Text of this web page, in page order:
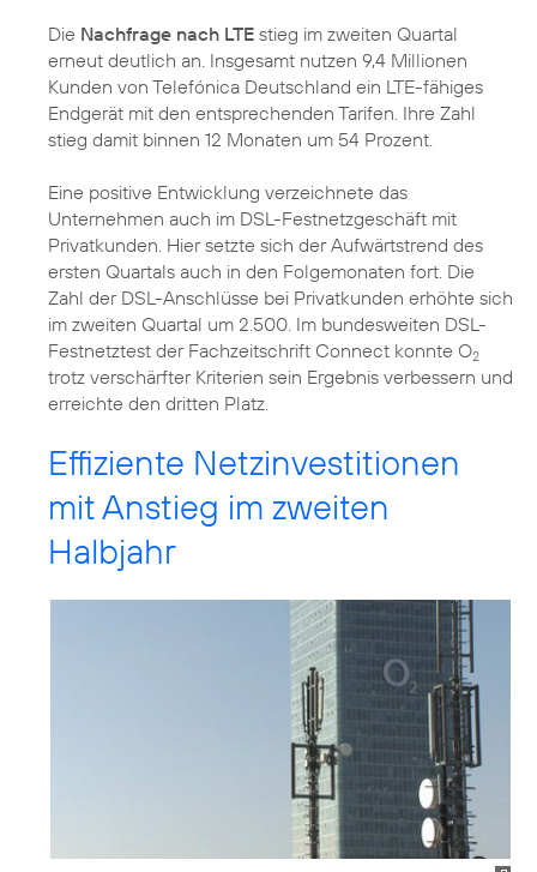
Die Nachfrage nach LTE stieg im zweiten Quartal
erneut deutlich an. Insgesamt nutzen 9,4 Millionen
Kunden von Telefónica Deutschland ein LTE-fähiges
Endgerät mit den entsprechenden Tarifen. Ihre Zahl
stieg damit binnen 12 Monaten um 54 Prozent.
Eine positive Entwicklung verzeichnete das
Unternehmen auch im DSL-Festnetzgeschäft mit
Privatkunden. Hier setzte sich der Aufwärtstrend des
ersten Quartals auch in den Folgemonaten fort. Die
Zahl der DSL-Anschlüsse bei Privatkunden erhöhte sich
im zweiten Quartal um 2.500. Im bundesweiten DSL-
Festnetztest der Fachzeitschrift Connect konnte O2
trotz verschärfter Kriterien sein Ergebnis verbessern und
erreichte den dritten Platz.
Effiziente Netzinvestitionen
mit Anstieg im zweiten
Halbjahr